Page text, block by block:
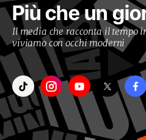
Più che un
Il media che racconta il tempo
viviamo con occhi moderni